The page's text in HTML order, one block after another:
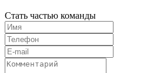
Стать частью команды